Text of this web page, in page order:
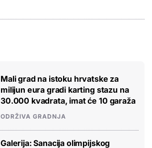
Mali grad na istoku hrvatske za
milijun eura gradi karting stazu na
30.000 kvadrata, imat će 10 garaža
ODRŽIVA GRADNJA
Galerija: Sanacija olimpijskog